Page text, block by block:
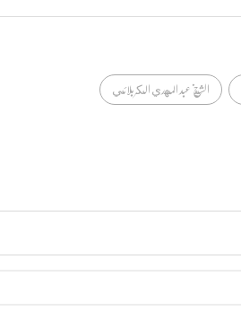
الشيخ عبد المهدي الكربلائي